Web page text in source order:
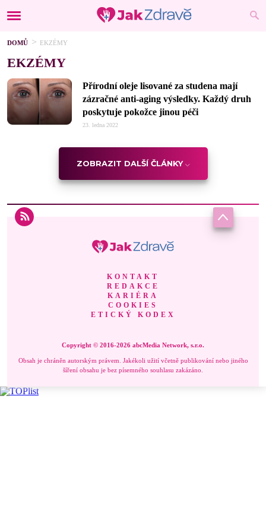
DOMŮ EKZÉMY
EKZÉMY
Přírodní oleje lisované za studena mají
zázračné anti-aging výsledky. Každý druh
poskytuje pokožce jinou péči
23. ledna 2022
ZOBRAZIT DALŠÍ ČLÁNKY
KONTAKT
REDAKCE
KARIÉRA
COOKIES
ETICKÝ KODEX
Copyright © 2016-2026 abcMedia Network, s.r.o.
Obsah je chráněn autorským právem. Jakékoli užití včetně publikování nebo jiného
šíření obsahu je bez písemného souhlasu zakázáno.